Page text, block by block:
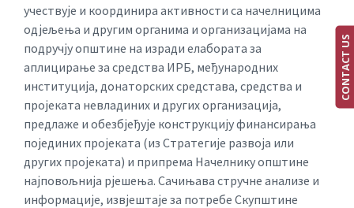
учествује и координира активности са начелницима
одјељења и другим органима и организацијама на
подручју општине на изради елабората за
аплицирање за средства ИРБ, међународних
институција, донаторских средстава, средства и
пројеката невладиних и других организација,
предлаже и обезбјеђује конструкцију финансирања
појединих пројеката (из Стратегије развоја или
других пројеката) и припрема Начелнику општине
најповољнија рјешења. Сачињава стручне анализе и
информације, извјештаје за потребе Скупштине
CONTACT US